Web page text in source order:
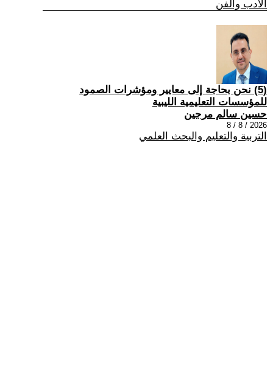
الادب والفن
(5) نحن بحاجة إلى معايير ومؤشرات الصمود
للمؤسسات التعليمية الليبية
حسين سالم مرجين
2026 / 8 / 8
التربية والتعليم والبحث العلمي